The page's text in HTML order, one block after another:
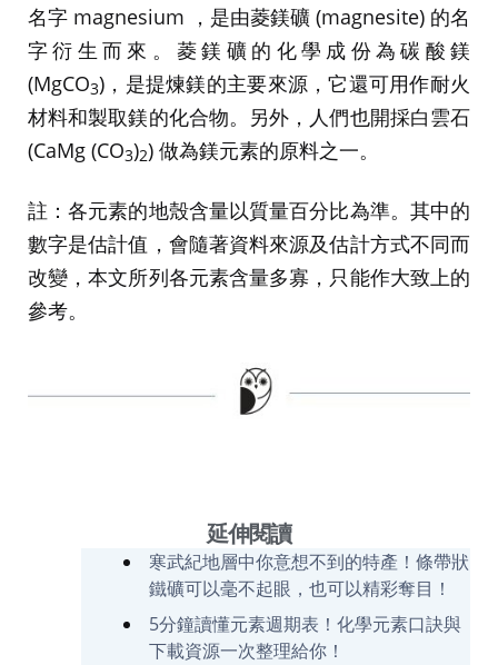
名字 magnesium ，是由菱鎂礦 (magnesite) 的名
字衍生而來。菱鎂礦的化學成份為碳酸鎂
(MgCO3)，是提煉鎂的主要來源，它還可用作耐火
材料和製取鎂的化合物。另外，人們也開採白雲石
(CaMg (CO3)2) 做為鎂元素的原料之一。
註：各元素的地殼含量以質量百分比為準。其中的
數字是估計值，會隨著資料來源及估計方式不同而
改變，本文所列各元素含量多寡，只能作大致上的
參考。
延伸閱讀
寒武紀地層中你意想不到的特產！條帶狀
鐵礦可以毫不起眼，也可以精彩奪目！
5分鐘讀懂元素週期表！化學元素口訣與
下載資源一次整理給你！